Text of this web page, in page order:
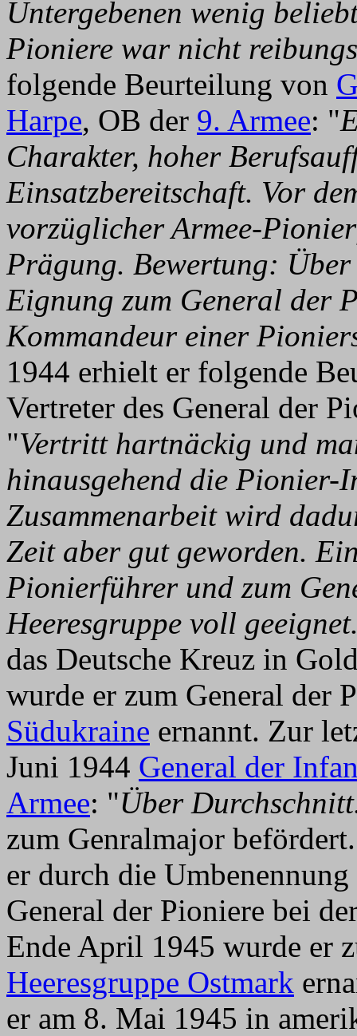
Untergebenen wenig
Pioniere war nicht
folgende Beurteilung von
Harpe, OB der 9. Armee: "
Charakter, hoher
Einsatzbereitschaft. Vor
vorzüglicher Armee-
Prägung. Bewertung:
Eignung zum General der
Kommandeur einer
1944 erhielt er folgende
Vertreter des General der
"Vertritt hartnäckig und
hinausgehend die Pionier-
Zusammenarbeit wird
Zeit aber gut geworden.
Pionierführer und zum
Heeresgruppe voll
das Deutsche Kreuz in
wurde er zum General der
Südukraine ernannt. Zur
Juni 1944 General der
Armee: "Über
zum Genralmajor
er durch die
General der Pioniere bei
Ende April 1945 wurde er
Heeresgruppe Ostmark
er am 8. Mai 1945 in